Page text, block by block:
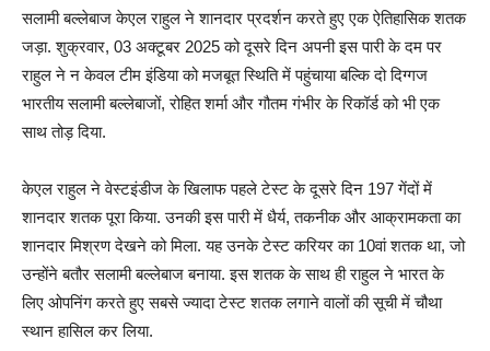
सलामी बल्लेबाज केएल राहुल ने शानदार प्रदर्शन करते हुए एक ऐतिहासिक शतक
जड़ा. शुक्रवार, 03 अक्टूबर 2025 को दूसरे दिन अपनी इस पारी के दम पर
राहुल ने न केवल टीम इंडिया को मजबूत स्थिति में पहुंचाया बल्कि दो दिग्गज
भारतीय सलामी बल्लेबाजों, रोहित शर्मा और गौतम गंभीर के रिकॉर्ड को भी एक
साथ तोड़ दिया.
केएल राहुल ने वेस्टइंडीज के खिलाफ पहले टेस्ट के दूसरे दिन 197 गेंदों में
शानदार शतक पूरा किया. उनकी इस पारी में धैर्य, तकनीक और आक्रामकता का
शानदार मिश्रण देखने को मिला. यह उनके टेस्ट करियर का 10वां शतक था, जो
उन्होंने बतौर सलामी बल्लेबाज बनाया. इस शतक के साथ ही राहुल ने भारत के
लिए ओपनिंग करते हुए सबसे ज्यादा टेस्ट शतक लगाने वालों की सूची में चौथा
स्थान हासिल कर लिया.